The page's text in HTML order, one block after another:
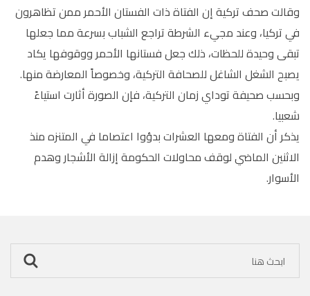
وقالت صحف تركية إن الفتاة ذات الفستان الأحمر ممن تظاهرون
في تركيا، وعند مجيء الشرطة تراجع الشباب بسرعة مما جعلها
تبقى وحيدة للحظات، ذلك جعل فستانها الأحمر ووقوفها يكاد
يصبح الشغل الشاغل للصحافة التركية، وخصوصاً المعارضة منها.
وبحسب صحيفة توداي زمان التركية، فإن الصورة أثارت استياءً
شعبيا.
يذكر أن الفتاة ومعها العشرات بدؤوا اعتصاما في المتنزه منذ
الاثنين الماضي لوقف محاولات الحكومة إزالة الأشجار وهدم
الأسوار.